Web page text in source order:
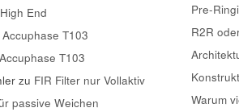
End
Accuphase T103
Accuphase T103
zu FIR Filter nur Vollaktiv
passive Weichen
Pre-
R2R
Warum